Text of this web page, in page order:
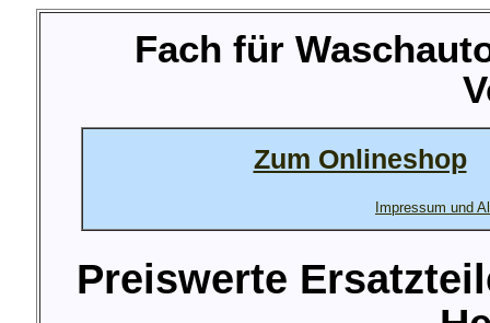
Fach für
Zum Onlineshop
Impressum und
Preiswerte